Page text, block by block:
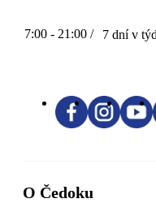
7:00 - 21:00 / 7 dní v
O Čedoku